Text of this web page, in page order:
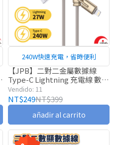
240W快速充電，省時便利
【JPB】二對二金屬數據線
Type-C Lightning 充電線 數據
線 快充線 適用蘋果/安卓
Vendido: 11
NT$249NT$399
añadir al carrito